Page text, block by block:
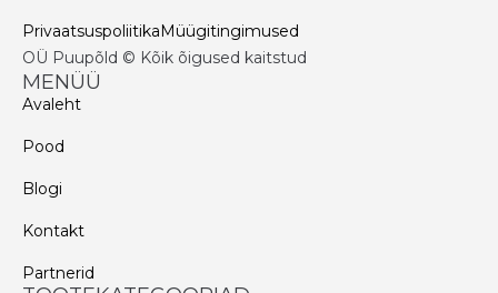
Privaatsuspoliitika Müügitingimused
OÜ Puupõld © Kõik õigused kaitstud
MENÜÜ
Avaleht
Pood
Blogi
Kontakt
Partnerid